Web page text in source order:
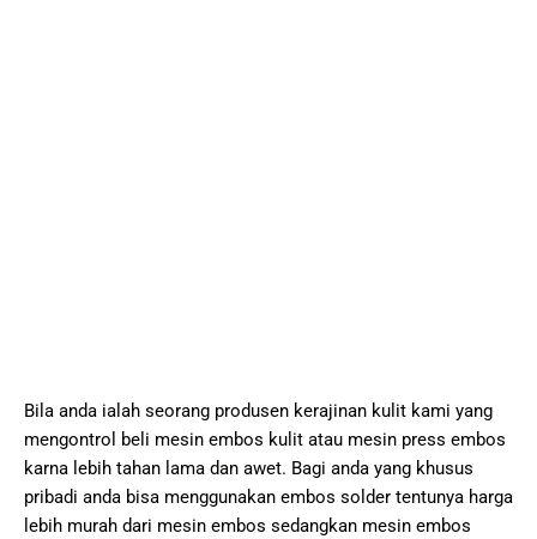
Bila anda ialah seorang produsen kerajinan kulit kami yang
mengontrol beli mesin embos kulit atau mesin press embos
karna lebih tahan lama dan awet. Bagi anda yang khusus
pribadi anda bisa menggunakan embos solder tentunya harga
lebih murah dari mesin embos sedangkan mesin embos